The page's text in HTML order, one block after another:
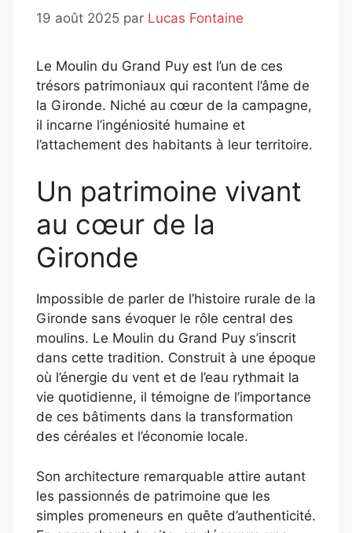
19 août 2025 par Lucas Fontaine
Le Moulin du Grand Puy est l’un de ces
trésors patrimoniaux qui racontent l’âme de
la Gironde. Niché au cœur de la campagne,
il incarne l’ingéniosité humaine et
l’attachement des habitants à leur territoire.
Un patrimoine vivant
au cœur de la
Gironde
Impossible de parler de l’histoire rurale de la
Gironde sans évoquer le rôle central des
moulins. Le Moulin du Grand Puy s’inscrit
dans cette tradition. Construit à une époque
où l’énergie du vent et de l’eau rythmait la
vie quotidienne, il témoigne de l’importance
de ces bâtiments dans la transformation
des céréales et l’économie locale.
Son architecture remarquable attire autant
les passionnés de patrimoine que les
simples promeneurs en quête d’authenticité.